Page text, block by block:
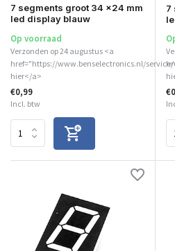
7 segments groot 34 x24 mm
led display blauw
Op voorraad
Verzonden op 24 augustus <a
href="https://www.benselectronics.nl/
hier</a>
€0,99
Incl. btw
7